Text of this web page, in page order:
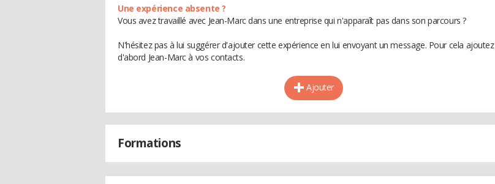
Une expérience absente ?
Vous avez travaillé avec Jean-Marc dans une entreprise qui n'apparaît pas dans son parcours ?
N'hésitez pas à lui suggérer d'ajouter cette expérience en lui envoyant un message. Pour cela ajoutez
d'abord Jean-Marc à vos contacts.
Ajouter
Formations